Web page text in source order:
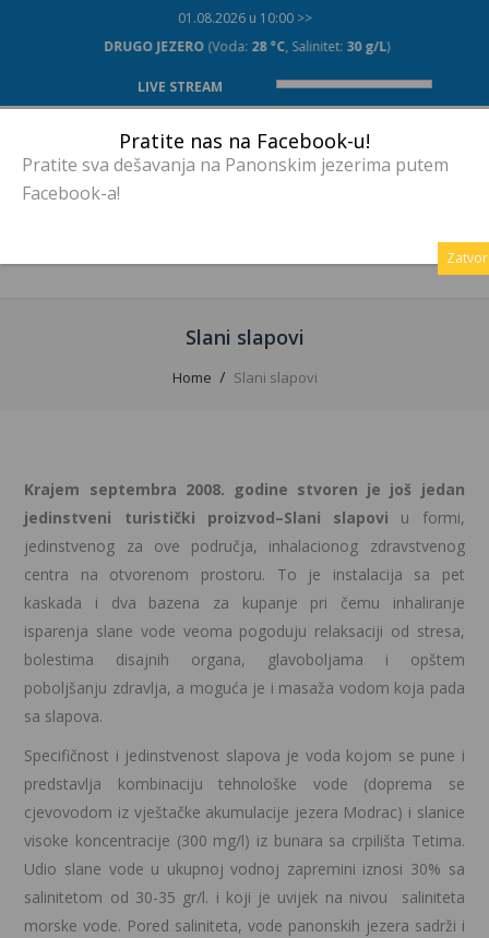
01.08.2026 u 10:00 >>
DRUGO JEZERO (Voda: 28 °C, Salinitet: 30 g/L)
LIVE STREAM
Slani slapovi
Home Slani slapovi
Krajem septembra 2008. godine stvoren je još jedan
jedinstveni turistički proizvod–Slani slapovi u formi,
jedinstvenog za ove područja, inhalacionog zdravstvenog
centra na otvorenom prostoru. To je instalacija sa pet
kaskada i dva bazena za kupanje pri čemu inhaliranje
isparenja slane vode veoma pogoduju relaksaciji od stresa,
bolestima disajnih organa, glavoboljama i opštem
poboljšanju zdravlja, a moguća je i masaža vodom koja pada
sa slapova.
Specifičnost i jedinstvenost slapova je voda kojom se pune i
predstavlja kombinaciju tehnološke vode (doprema se
cjevovodom iz vještačke akumulacije jezera Modrac) i slanice
visoke koncentracije (300 mg/l) iz bunara sa crpilišta Tetima.
Udio slane vode u ukupnoj vodnoj zapremini iznosi 30% sa
salinitetom od 30-35 gr/l. i koji je uvijek na nivou saliniteta
morske vode. Pored saliniteta, vode panonskih jezera sadrži i
Pratite nas na Facebook-u!
Pratite sva dešavanja na Panonskim jezerima putem
Facebook-a!